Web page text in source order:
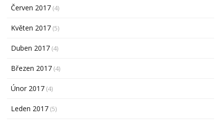
Červen 2017 (4)
Květen 2017 (5)
Duben 2017 (4)
Březen 2017 (4)
Únor 2017 (4)
Leden 2017 (5)